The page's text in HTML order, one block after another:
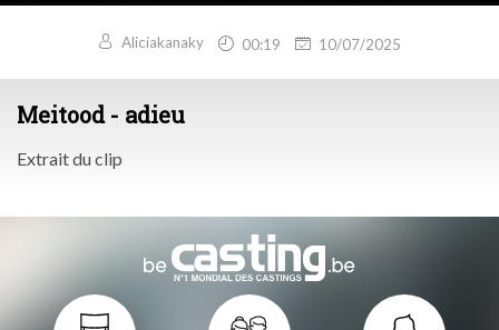
Aliciakanaky 00:19 10/07/2025
Meitood - adieu
Extrait du clip